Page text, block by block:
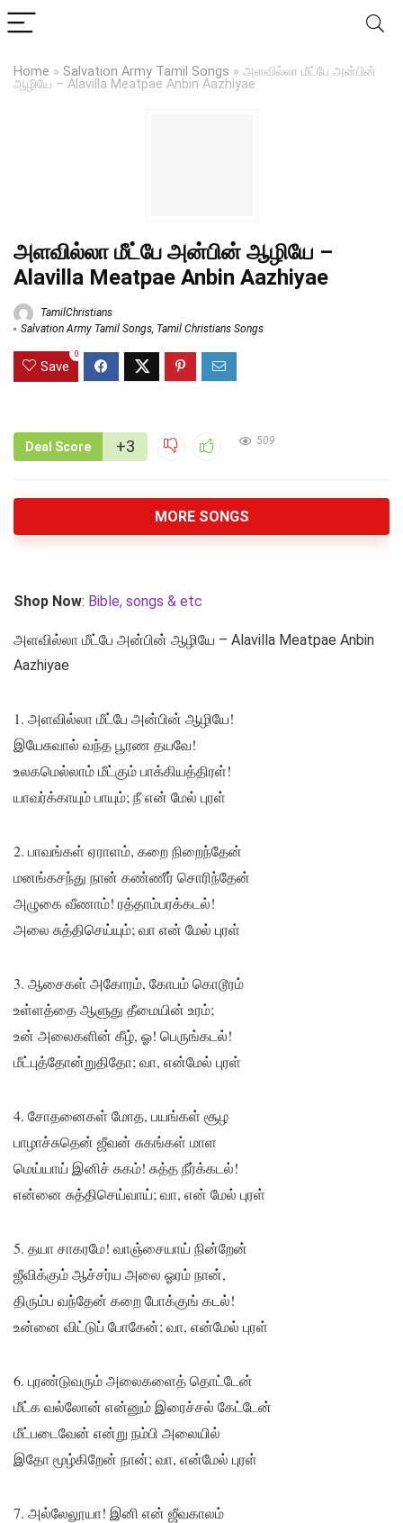
Home » Salvation Army Tamil Songs » அளவில்லா மீட்பே அன்பின்
ஆழியே – Alavilla Meatpae Anbin Aazhiyae
அளவில்லா மீட்பே அன்பின் ஆழியே –
Alavilla Meatpae Anbin Aazhiyae
TamilChristians
Salvation Army Tamil Songs, Tamil Christians Songs
Save
0
Deal Score +3 509
MORE SONGS
Shop Now: Bible, songs & etc
அளவில்லா மீட்பே அன்பின் ஆழியே – Alavilla Meatpae Anbin
Aazhiyae
1. அளவில்லா மீட்பே அன்பின் ஆழியே!
இயேசுவால் வந்த பூரண தயவே!
உலகமெல்லாம் மீட்கும் பாக்கியத்திரள்!
யாவர்க்காயும் பாயும்; நீ என் மேல் புரள்
2. பாவங்கள் ஏராளம், கறை நிறைந்தேன்
மனங்கசந்து நான் கண்ணீர் சொரிந்தேன்
அழுகை வீணாம்! ரத்தாம்பரக்கடல்!
அலை சுத்திசெய்யும்; வா என் மேல் புரள்
3. ஆசைகள் அகோரம், கோபம் கொடூரம்
உள்ளத்தை ஆளுது தீமையின் உரம்;
உன் அலைகளின் கீழ், ஓ! பெருங்கடல்!
மீட்புத்தோன்றுதிதோ; வா, என்மேல் புரள்
4. சோதனைகள் மோத, பயங்கள் சூழ
பாழாச்சுதென் ஜீவன் சுகங்கள் மாள
மெய்யாய் இனிச் சுகம்! சுத்த நீர்க்கடல்!
என்னை சுத்திசெய்வாய்; வா, என் மேல் புரள்
5. தயா சாகரமே! வாஞ்சையாய் நின்றேன்
ஜீவிக்கும் ஆச்சர்ய அலை ஓரம் நான்,
திரும்ப வந்தேன் கறை போக்குங் கடல்!
உன்னை விட்டுப் போகேன்; வா, என்மேல் புரள்
6. புரண்டுவரும் அலைகளைத் தொட்டேன்
மீட்க வல்லோன் என்னும் இரைச்சல் கேட்டேன்
மீட்படைவேன் என்று நம்பி அலையில்
இதோ மூழ்கிறேன் நான்; வா, என்மேல் புரள்
7. அல்லேலூயா! இனி என் ஜீவகாலம்